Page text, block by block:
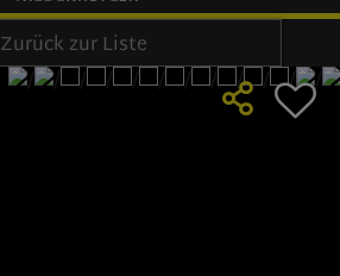
Zurück zur Liste